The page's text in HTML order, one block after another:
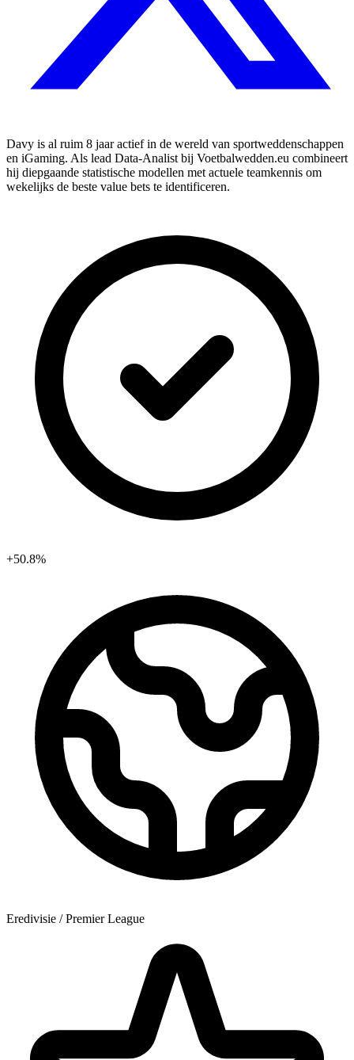
Davy is al ruim 8 jaar actief in de wereld van sportweddenschappen
en iGaming. Als lead Data-Analist bij Voetbalwedden.eu combineert
hij diepgaande statistische modellen met actuele teamkennis om
wekelijks de beste value bets te identificeren.
+50.8%
Eredivisie / Premier League